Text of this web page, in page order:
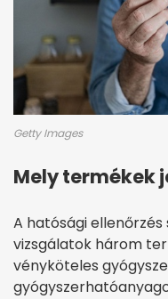
Getty Images
Mely termékek
A hatósági
vizsgálatok három
vényköteles